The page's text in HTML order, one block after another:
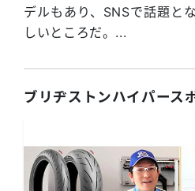
デルもあり、SNSで話題と
しいところだ。...